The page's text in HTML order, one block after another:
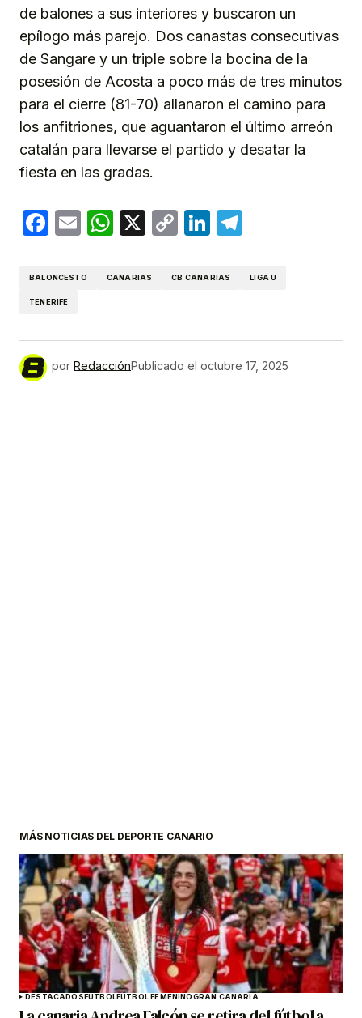
de balones a sus interiores y buscaron un
epílogo más parejo. Dos canastas consecutivas
de Sangare y un triple sobre la bocina de la
posesión de Acosta a poco más de tres minutos
para el cierre (81-70) allanaron el camino para
los anfitriones, que aguantaron el último arreón
catalán para llevarse el partido y desatar la
fiesta en las gradas.
Facebook
EmailWhatsApp
X
CopyLinkedIn
BALONCESTO CANARIAS CB CANARIAS LIGA U
TENERIFE
por RedacciónPublicado el octubre 17, 2025
MÁS NOTICIAS DEL DEPORTE CANARIO
DESTACADOSFÚTBOLFÚTBOL FEMENINOGRAN CANARIA